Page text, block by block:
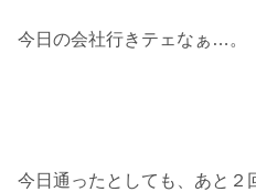
今日の会社行きテェなぁ…。
今日通ったとしても、あと２